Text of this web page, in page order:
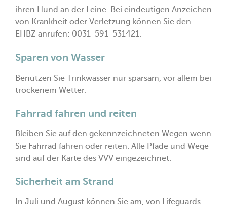
ihren Hund an der Leine. Bei eindeutigen Anzeichen
von Krankheit oder Verletzung können Sie den
EHBZ anrufen: 0031-591-531421.
Sparen von Wasser
Benutzen Sie Trinkwasser nur sparsam, vor allem bei
trockenem Wetter.
Fahrrad fahren und reiten
Bleiben Sie auf den gekennzeichneten Wegen wenn
Sie Fahrrad fahren oder reiten. Alle Pfade und Wege
sind auf der Karte des VVV eingezeichnet.
Sicherheit am Strand
In Juli und August können Sie am, von Lifeguards